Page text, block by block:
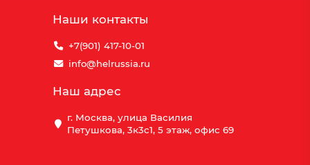
Наши контакты
+7(901) 417-10-01
info@helrussia.ru
Наш адрес
г. Москва, улица Василия
Петушкова, 3к3c1, 5 этаж, офис 69